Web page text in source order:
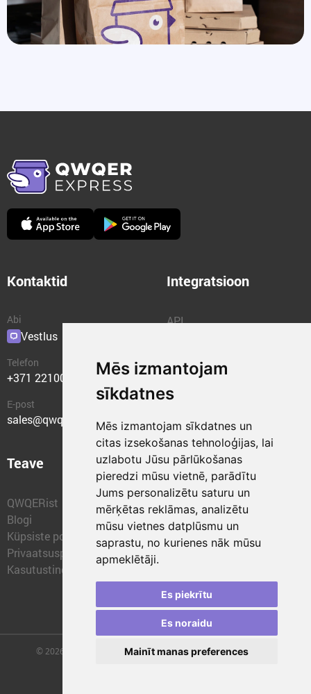
Mēs izmantojam
sīkdatnes
Mēs izmantojam sīkdatnes un
citas izsekošanas tehnoloģijas, lai
uzlabotu Jūsu pārlūkošanas
pieredzi mūsu vietnē, parādītu
Jums personalizētu saturu un
mērķētas reklāmas, analizētu
mūsu vietnes datplūsmu un
saprastu, no kurienes nāk mūsu
apmeklētāji.
Es piekrītu
Es noraidu
Mainīt manas preferences
Kontaktid
Abi
Vestlus
Telefon
+371 22100400
E-post
sales@qwqer.eu
Integratsioon
API
Teave
QWQERist
Blogi
Küpsiste poliitika
Privaatsuspoliitika
Kasutustingimused
Struktuuriüksused
QWQER Express
QWQER PRO Globaalne
Edastamine
Frantsiis
© 2026 | SIA "QWQER EU" | qwqer.lv ™. Kõik õigused kaitstud.